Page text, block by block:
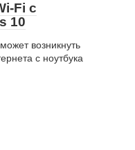
Fi с
10
возникнуть
с ноутбука